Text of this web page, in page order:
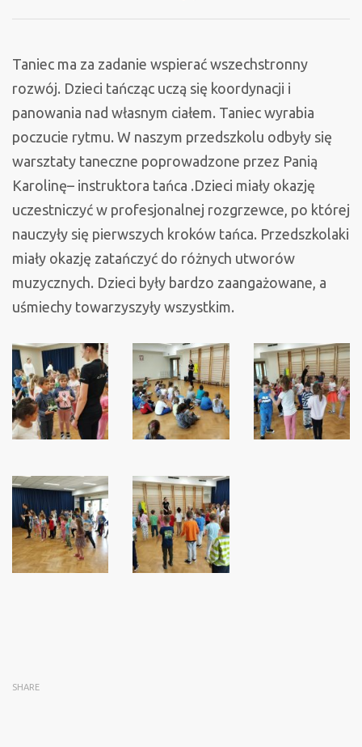
Taniec ma za zadanie wspierać wszechstronny
rozwój. Dzieci tańcząc uczą się koordynacji i
panowania nad własnym ciałem. Taniec wyrabia
poczucie rytmu. W naszym przedszkolu odbyły się
warsztaty taneczne poprowadzone przez Panią
Karolinę– instruktora tańca .Dzieci miały okazję
uczestniczyć w profesjonalnej rozgrzewce, po której
nauczyły się pierwszych kroków tańca. Przedszkolaki
miały okazję zatańczyć do różnych utworów
muzycznych. Dzieci były bardzo zaangażowane, a
uśmiechy towarzyszyły wszystkim.
SHARE